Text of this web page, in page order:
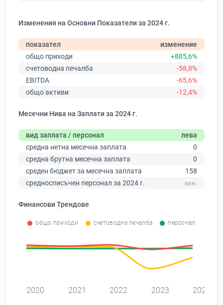
Изменения на Основни Показатели за 2024 г.
показател
изменение
общо приходи
+885,6%
счетоводна печалба
-58,8%
EBITDA
-65,6%
общо активи
-12,4%
Месечни Нива на Заплати за 2024 г.
вид заплата / персонал
лева
средна нетна месечна заплата
0
средна брутна месечна заплата
0
среден бюджет за месечна заплата
158
средносписъчен персонал за 2024 г.
Финансови Трендове
общо приходи счетоводна печалба персонал
2020 2021 2022 2023 2024